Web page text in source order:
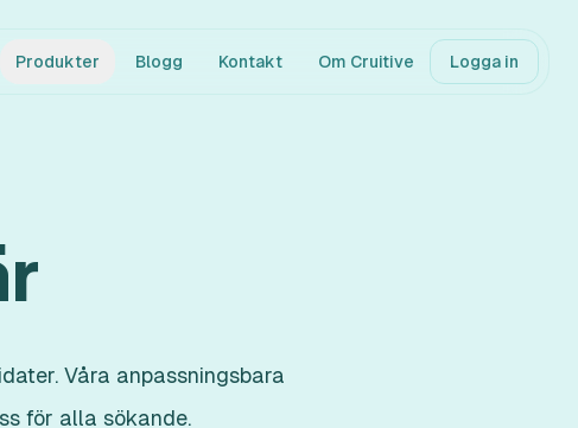
Produkter Blogg Kontakt Om Cruitive Logga in
Våra anpassningsbara
för alla sökande.